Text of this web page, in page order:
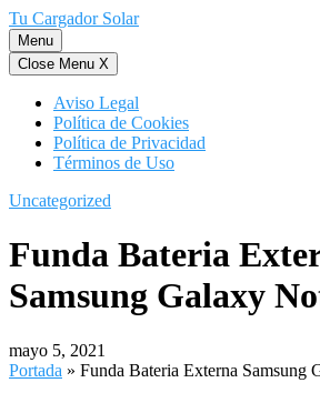
Saltar
al
contenido
Tu Cargador Solar
Menu
Close Menu X
Aviso Legal
Política de Cookies
Política de Privacidad
Términos de Uso
Uncategorized
Funda Bateria
Samsung Galaxy
mayo 5, 2021
Portada » Funda Bateria Externa Samsung